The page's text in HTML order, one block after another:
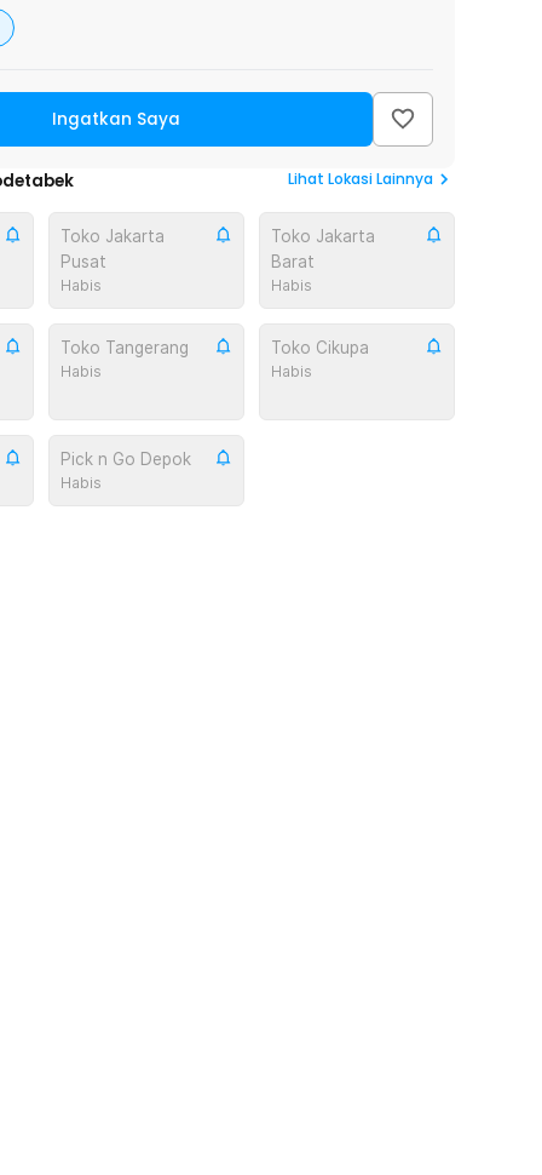
Ingatkan Saya
Lihat Lokasi Lainnya
Toko Jakarta
Pusat
Habis
Toko Jakarta
Barat
Habis
Toko Tangerang
Habis
Toko Cikupa
Habis
Pick n Go Depok
Habis